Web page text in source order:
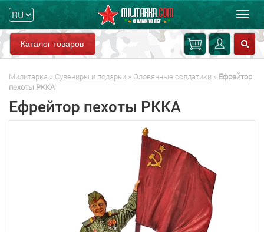
Каталог товаров
Милитарка » Сувениры и подарки » Оловянные солдатики » Ефрейтор
пехоты РККА
Ефрейтор пехоты РККА